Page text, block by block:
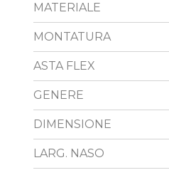
MATERIALE
MONTATURA
ASTA FLEX
GENERE
DIMENSIONE
LARG. NASO